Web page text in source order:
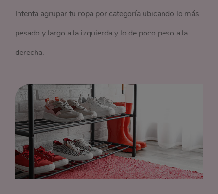
Intenta agrupar tu ropa por categoría ubicando lo más
pesado y largo a la izquierda y lo de poco peso a la
derecha.